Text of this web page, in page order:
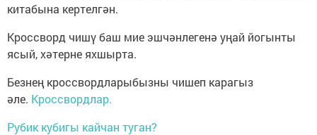
китабына кертелгән.
Кроссворд чишү баш мие эшчәнлегенә уңай йогынты
ясый, хәтерне яхшырта.
Безнең кроссвордларыбызны чишеп карагыз
әле. Кроссвордлар.
Рубик кубигы кайчан туган?